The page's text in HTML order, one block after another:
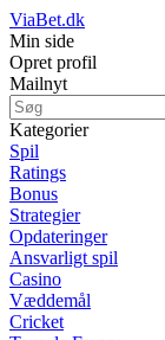
ViaBet.dk
Min side
Opret profil
Mailnyt
Kategorier
Spil
Ratings
Bonus
Strategier
Opdateringer
Ansvarligt spil
Casino
Væddemål
Cricket